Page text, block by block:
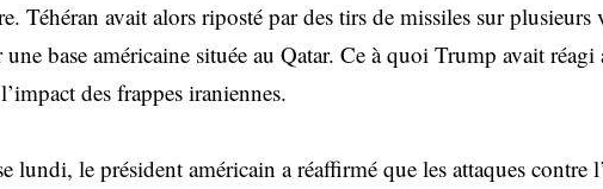
Téhéran avait alors riposté par des tirs de missiles sur plusieurs
base américaine située au Qatar. Ce à quoi Trump avait réagi
des frappes iraniennes.
lundi, le président américain a réaffirmé que les attaques contre